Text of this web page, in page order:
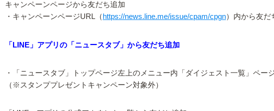
キャンペーンページから友だち追加
・キャンペーンページURL（ https://news.line.me/issue/cpam/cpgn）内から友だ
「LINE」アプリの「ニュースタブ」から友だち追加
・「ニュースタブ」トップページ左上のメニュー内「ダイジェスト一覧」ペ
（※スタンププレゼントキャンペーン対象外）